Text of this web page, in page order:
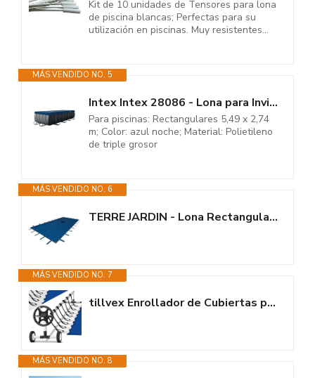
Kit de 10 unidades de Tensores para lona
de piscina blancas; Perfectas para su
utilización en piscinas. Muy resistentes...
MÁS VENDIDO NO. 5
Intex Intex 28086 - Lona para Invierno, Piscina, Rectangular, 5,49 x 2,74...
Para piscinas: Rectangulares 5,49 x 2,74
m; Color: azul noche; Material: Polietileno
de triple grosor
MÁS VENDIDO NO. 6
TERRE JARDIN - Lona Rectangular para Piscina - Cubiertas Impermeables para...
MÁS VENDIDO NO. 7
tillvex Enrollador de Cubiertas para Piscinas 3-5,70 m con neumáticos de...
MÁS VENDIDO NO. 8